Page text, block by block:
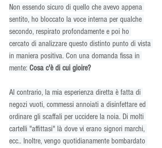
Non essendo sicuro di quello che avevo appena
sentito, ho bloccato la voce interna per qualche
secondo, respirato profondamente e poi ho
cercato di analizzare questo distinto punto di vista
in maniera positiva. Con una domanda fissa in
mente: Cosa c'è di cui gioire?
Al contrario, la mia esperienza diretta è fatta di
negozi vuoti, commessi annoiati a disinfettare ed
ordinare gli scaffali per uccidere la noia. Di molti
cartelli "affittasi" là dove vi erano signori marchi,
ecc.. Inoltre, vengo quotidianamente bombardato